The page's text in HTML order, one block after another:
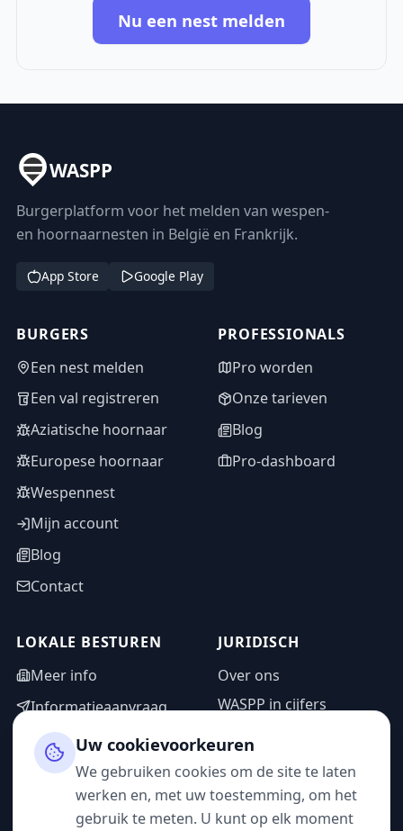
Nu een nest melden
WASPP
Burgerplatform voor het melden van wespen-
en hoornaarnesten in België en Frankrijk.
App Store Google Play
BURGERS
Een nest melden
Een val registreren
Aziatische hoornaar
Europese hoornaar
Wespennest
Mijn account
Blog
Contact
PROFESSIONALS
Pro worden
Onze tarieven
Blog
Pro-dashboard
LOKALE BESTUREN
Meer info
Informatieaanvraag
Adminzone
JURIDISCH
Over ons
WASPP in cijfers
Privacybeleid
Gebruiksvoorwaarden
Uw cookievoorkeuren
We gebruiken cookies om de site te laten
werken en, met uw toestemming, om het
gebruik te meten. U kunt op elk moment